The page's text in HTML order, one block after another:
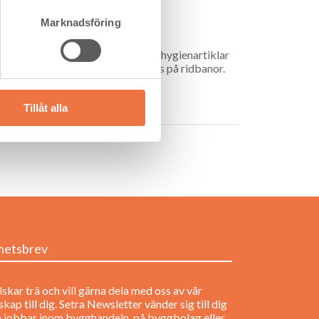
Marknadsföring
Tillåt alla
såsom papper, kartong, hygienartiklar
vissa fraktioner, pinnflis, används på ridbanor.
trä och vill gärna dela med oss av vår
till dig. Setra Newsletter vänder sig till dig